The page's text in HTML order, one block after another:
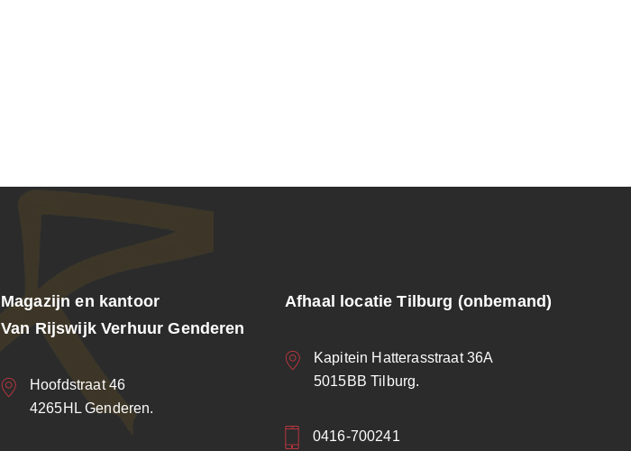
Magazijn en kantoor
Van Rijswijk Verhuur Genderen
Hoofdstraat 46
4265HL Genderen.
Afhaal locatie Tilburg (onbemand)
Kapitein Hatterasstraat 36A
5015BB Tilburg.
0416-700241